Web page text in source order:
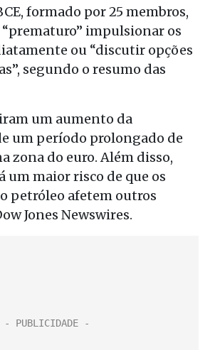
formado por 25 membros,
impulsionar os
ou “discutir opções
segundo o resumo das
um aumento da
um período prolongado de
zona do euro. Além disso,
um maior risco de que os
petróleo afetem outros
Jones Newswires.